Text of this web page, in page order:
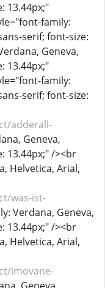
13.44px;"
family:
serif; font-size:
Geneva,
13.44px;"
family:
serif; font-size:
adderall-
Geneva,
13.44px;" /><br
Helvetica, Arial,
was-ist-
Verdana, Geneva,
13.44px;" /><br
Helvetica, Arial,
imovane-